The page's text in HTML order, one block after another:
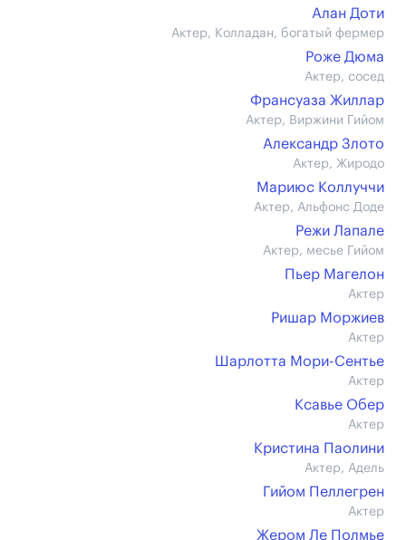
Алан Доти
Актер, Колладан, богатый фермер
Роже Дюма
Актер, сосед
Франсуаза Жиллар
Актер, Виржини Гийом
Александр Злото
Актер, Жиродо
Мариюс Коллуччи
Актер, Альфонс Доде
Режи Лапале
Актер, месье Гийом
Пьер Магелон
Актер
Ришар Моржиев
Актер
Шарлотта Мори-Сентье
Актер
Ксавье Обер
Актер
Кристина Паолини
Актер, Адель
Гийом Пеллегрен
Актер
Жером Ле Полмье